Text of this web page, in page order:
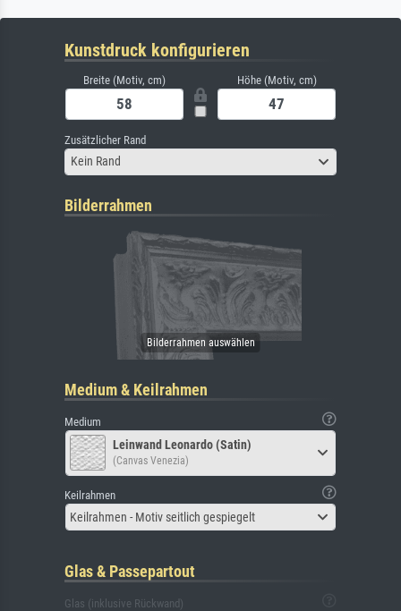
Kunstdruck konfigurieren
Breite (Motiv, cm) Höhe (Motiv, cm)
Zusätzlicher Rand
Kein Rand
Bilderrahmen
Medium & Keilrahmen
Medium
Leinwand Leonardo (Satin)
(Canvas Venezia)
Keilrahmen
Keilrahmen - Motiv seitlich gespiegelt
Glas & Passepartout
Glas (inklusive Rückwand)